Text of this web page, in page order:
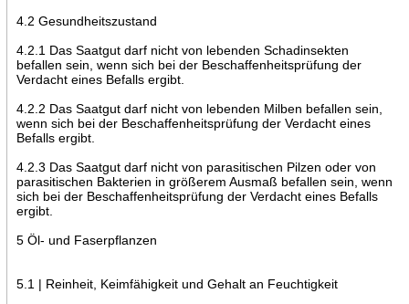
4.2 Gesundheitszustand
4.2.1 Das Saatgut darf nicht von lebenden Schadinsekten
befallen sein, wenn sich bei der Beschaffenheitsprüfung der
Verdacht eines Befalls ergibt.
4.2.2 Das Saatgut darf nicht von lebenden Milben befallen sein,
wenn sich bei der Beschaffenheitsprüfung der Verdacht eines
Befalls ergibt.
4.2.3 Das Saatgut darf nicht von parasitischen Pilzen oder von
parasitischen Bakterien in größerem Ausmaß befallen sein, wenn
sich bei der Beschaffenheitsprüfung der Verdacht eines Befalls
ergibt.
5 Öl- und Faserpflanzen
5.1 | Reinheit, Keimfähigkeit und Gehalt an Feuchtigkeit